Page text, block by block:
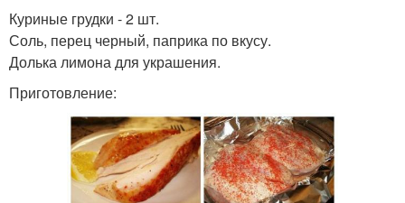
Куриные грудки - 2 шт.
Соль, перец черный, паприка по вкусу.
Долька лимона для украшения.
Приготовление: